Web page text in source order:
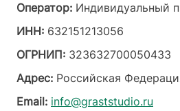
Оператор: Индивидуальный
ИНН: 632151213056
ОГРНИП: 323632700050433
Адрес: Российская
Email: info@graststudio.ru